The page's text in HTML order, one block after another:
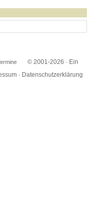
© 2001-2026 · Ein
· Datenschutzerklärung